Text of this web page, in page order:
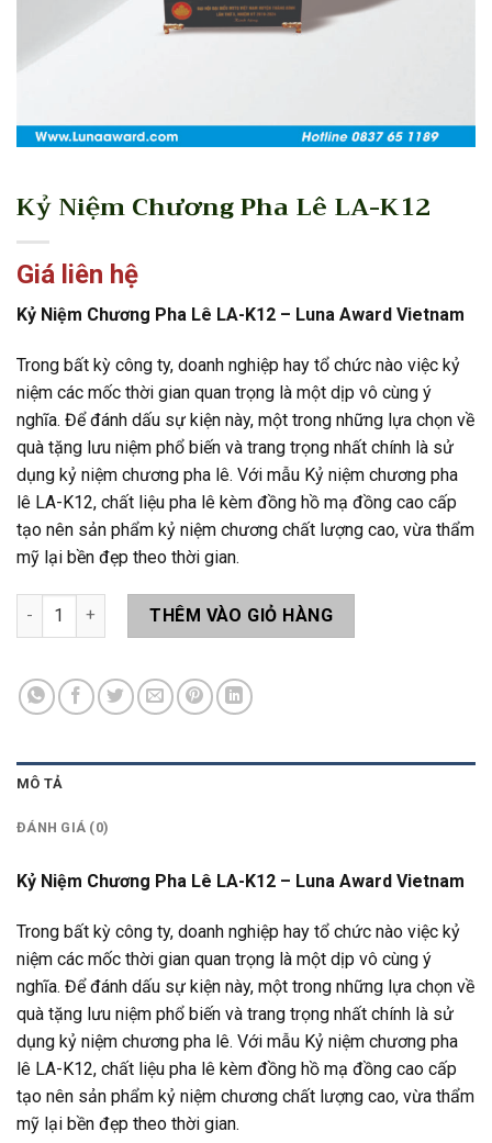
Kỷ Niệm Chương Pha Lê LA-K12
Giá liên hệ
Kỷ Niệm Chương Pha Lê LA-K12 – Luna Award Vietnam
Trong bất kỳ công ty, doanh nghiệp hay tổ chức nào việc kỷ
niệm các mốc thời gian quan trọng là một dịp vô cùng ý
nghĩa. Để đánh dấu sự kiện này, một trong những lựa chọn về
quà tặng lưu niệm phổ biến và trang trọng nhất chính là sử
dụng kỷ niệm chương pha lê. Với mẫu Kỷ niệm chương pha
lê LA-K12, chất liệu pha lê kèm đồng hồ mạ đồng cao cấp
tạo nên sản phẩm kỷ niệm chương chất lượng cao, vừa thẩm
mỹ lại bền đẹp theo thời gian.
Kỷ Niệm Chương Pha Lê LA-K12 số lượng
THÊM VÀO GIỎ HÀNG
MÔ TẢ
ĐÁNH GIÁ (0)
Kỷ Niệm Chương Pha Lê LA-K12 – Luna Award Vietnam
Trong bất kỳ công ty, doanh nghiệp hay tổ chức nào việc kỷ
niệm các mốc thời gian quan trọng là một dịp vô cùng ý
nghĩa. Để đánh dấu sự kiện này, một trong những lựa chọn về
quà tặng lưu niệm phổ biến và trang trọng nhất chính là sử
dụng kỷ niệm chương pha lê. Với mẫu Kỷ niệm chương pha
lê LA-K12, chất liệu pha lê kèm đồng hồ mạ đồng cao cấp
tạo nên sản phẩm kỷ niệm chương chất lượng cao, vừa thẩm
mỹ lại bền đẹp theo thời gian.